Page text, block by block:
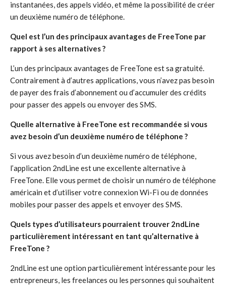
instantanées, des appels vidéo, et même la possibilité de créer
un deuxième numéro de téléphone.
Quel est l’un des principaux avantages de FreeTone par
rapport à ses alternatives ?
L’un des principaux avantages de FreeTone est sa gratuité.
Contrairement à d’autres applications, vous n’avez pas besoin
de payer des frais d’abonnement ou d’accumuler des crédits
pour passer des appels ou envoyer des SMS.
Quelle alternative à FreeTone est recommandée si vous
avez besoin d’un deuxième numéro de téléphone ?
Si vous avez besoin d’un deuxième numéro de téléphone,
l’application 2ndLine est une excellente alternative à
FreeTone. Elle vous permet de choisir un numéro de téléphone
américain et d’utiliser votre connexion Wi-Fi ou de données
mobiles pour passer des appels et envoyer des SMS.
Quels types d’utilisateurs pourraient trouver 2ndLine
particulièrement intéressant en tant qu’alternative à
FreeTone ?
2ndLine est une option particulièrement intéressante pour les
entrepreneurs, les freelances ou les personnes qui souhaitent